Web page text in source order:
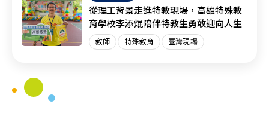
從理工背景走進特教現場，高雄特殊教
育學校李添焜陪伴特教生勇敢迎向人生
教師 特殊教育 臺灣現場